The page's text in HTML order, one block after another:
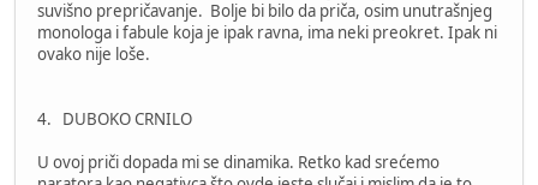
suvišno prepričavanje. Bolje bi bilo da priča, osim unutrašnjeg
monologa i fabule koja je ipak ravna, ima neki preokret. Ipak ni
ovako nije loše.
4. DUBOKO CRNILO
U ovoj priči dopada mi se dinamika. Retko kad srećemo